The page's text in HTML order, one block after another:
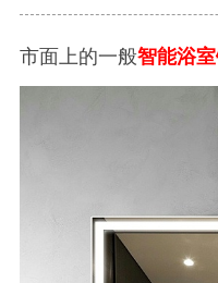
市面上的一般智能浴